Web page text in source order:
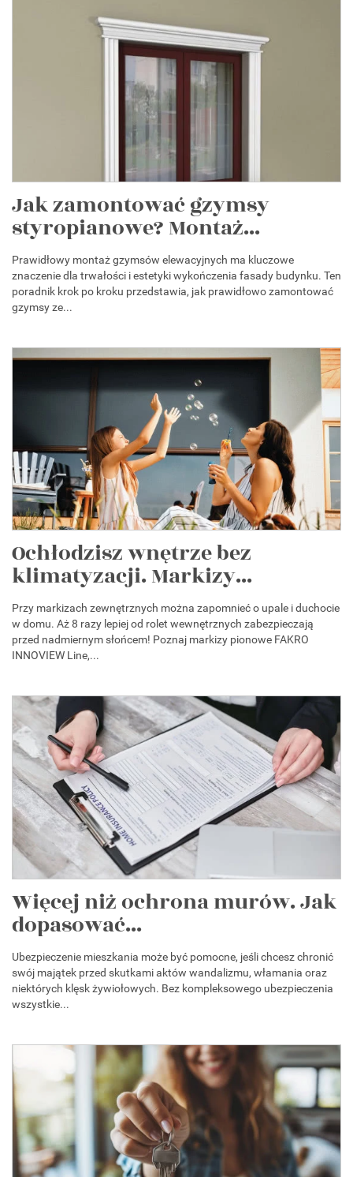
Jak zamontować gzymsy
styropianowe? Montaż...
Prawidłowy montaż gzymsów elewacyjnych ma kluczowe
znaczenie dla trwałości i estetyki wykończenia fasady budynku. Ten
poradnik krok po kroku przedstawia, jak prawidłowo zamontować
gzymsy ze...
Ochłodzisz wnętrze bez
klimatyzacji. Markizy...
Przy markizach zewnętrznych można zapomnieć o upale i duchocie
w domu. Aż 8 razy lepiej od rolet wewnętrznych zabezpieczają
przed nadmiernym słońcem! Poznaj markizy pionowe FAKRO
INNOVIEW Line,...
Więcej niż ochrona murów. Jak
dopasować...
Ubezpieczenie mieszkania może być pomocne, jeśli chcesz chronić
swój majątek przed skutkami aktów wandalizmu, włamania oraz
niektórych klęsk żywiołowych. Bez kompleksowego ubezpieczenia
wszystkie...